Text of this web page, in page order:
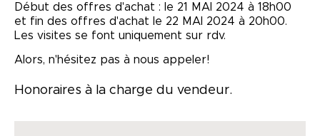
Début des offres d'achat : le 21 MAI 2024 à 18h00
et fin des offres d'achat le 22 MAI 2024 à 20h00.
Les visites se font uniquement sur rdv.
Alors, n'hésitez pas à nous appeler!
Honoraires à la charge du vendeur.